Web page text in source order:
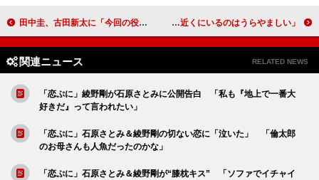
田中圭、古田新太に「今回の役名は？」 古田「覚えていない。コーチ！」 柴咲コウ、師匠が厳しかったら「飛び出てどっかに行っちゃうかも」 「倣える人が近くにいるのはうらやましい」
関連ニュース RELATED NEWS
「恋ぷに」綾野剛が石原さとみに公開告白 「私も『地上で一番大
好きだ』って言われたい」
「恋ぷに」石原さとみ＆綾野剛の切ない恋に「泣いた」 「倫太郎
のお母さんも人魚だったのかな」
「恋ぷに」石原さとみ＆綾野剛が“膝枕キス” 「ソファでイチャイ